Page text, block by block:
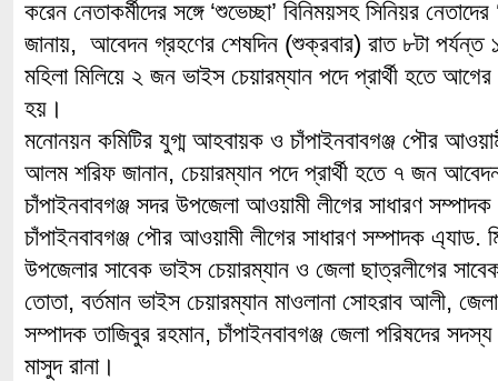
করেন নেতাকর্মীদের সঙ্গে ‘শুভেচ্ছা’ বিনিময়সহ সিনিয়র
জানায়, আবেদন গ্রহণের শেষদিন (শুক্রবার) রাত ৮টা
মহিলা মিলিয়ে ২ জন ভাইস চেয়ারম্যান পদে প্রার্থী হতে
হয়।
মনোনয়ন কমিটির যুগ্ম আহবায়ক ও চাঁপাইনবাবগঞ্জ পৌর
আলম শরিফ জানান, চেয়ারম্যান পদে প্রার্থী হতে ৭ জন
চাঁপাইনবাবগঞ্জ সদর উপজেলা আওয়ামী লীগের সাধারণ
চাঁপাইনবাবগঞ্জ পৌর আওয়ামী লীগের সাধারণ সম্পাদক এ্যাড.
উপজেলার সাবেক ভাইস চেয়ারম্যান ও জেলা ছাত্রলীগের
তোতা, বর্তমান ভাইস চেয়ারম্যান মাওলানা সোহরাব আলী,
সম্পাদক তাজিবুর রহমান, চাঁপাইনবাবগঞ্জ জেলা পরিষদের
মাসুদ রানা।